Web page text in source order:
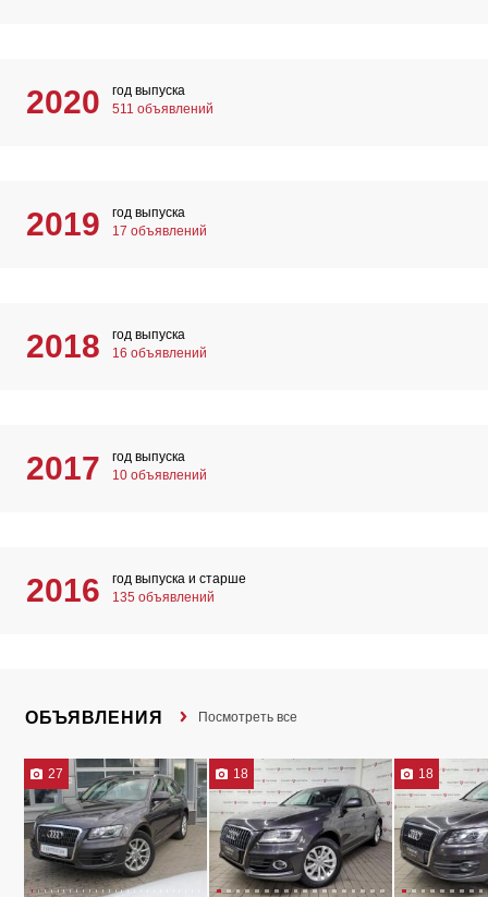
2020
год выпуска
511 объявлений
2019
год выпуска
17 объявлений
2018
год выпуска
16 объявлений
2017
год выпуска
10 объявлений
2016
год выпуска и старше
135 объявлений
ОБЪЯВЛЕНИЯ Посмотреть все
27 18 18